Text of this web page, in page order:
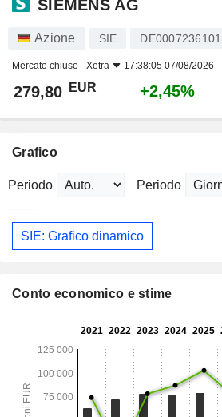
SIEMENS AG
Azione SIE DE0007236101
Mercato chiuso - Xetra 17:38:05 07/08/2026
279,80 EUR +2,45%
Grafico
Periodo Periodo
SIE: Grafico dinamico
Conto economico e stime